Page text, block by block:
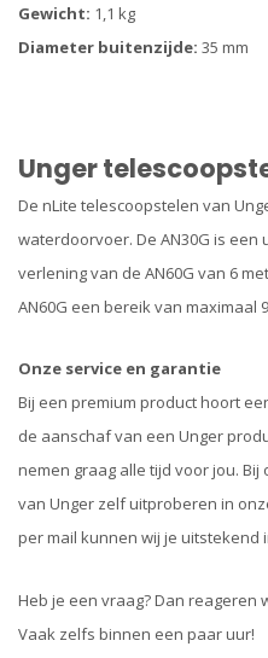
Gewicht: 1,1 kg
Diameter buitenzijde: 35 mm
Unger
De nLite telescoopstelen van
waterdoorvoer. De AN30G is
verlening van de AN60G van 6
AN60G een bereik van maximaal
Onze service en garantie
Bij een premium product hoort
de aanschaf van een Unger
nemen graag alle tijd voor jou.
van Unger zelf uitproberen in
per mail kunnen wij je
Heb je een vraag? Dan reageren
Vaak zelfs binnen een paar uur!